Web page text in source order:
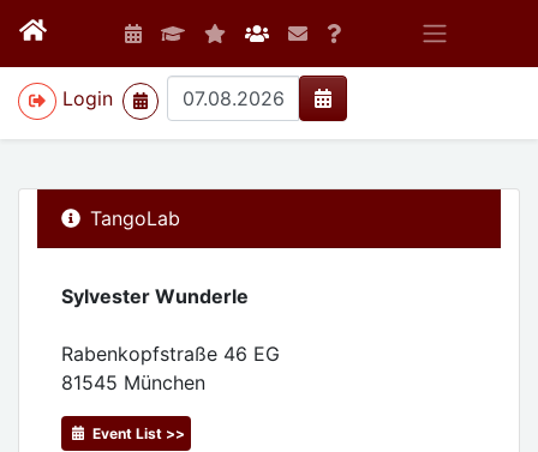
Login
>
TangoLab
Sylvester Wunderle
Rabenkopfstraße 46 EG
81545 München
Event List >>